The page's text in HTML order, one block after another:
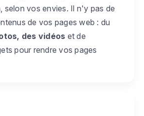
selon vos envies. Il n'y pas de
de vos pages web : du
des vidéos et de
pour rendre vos pages